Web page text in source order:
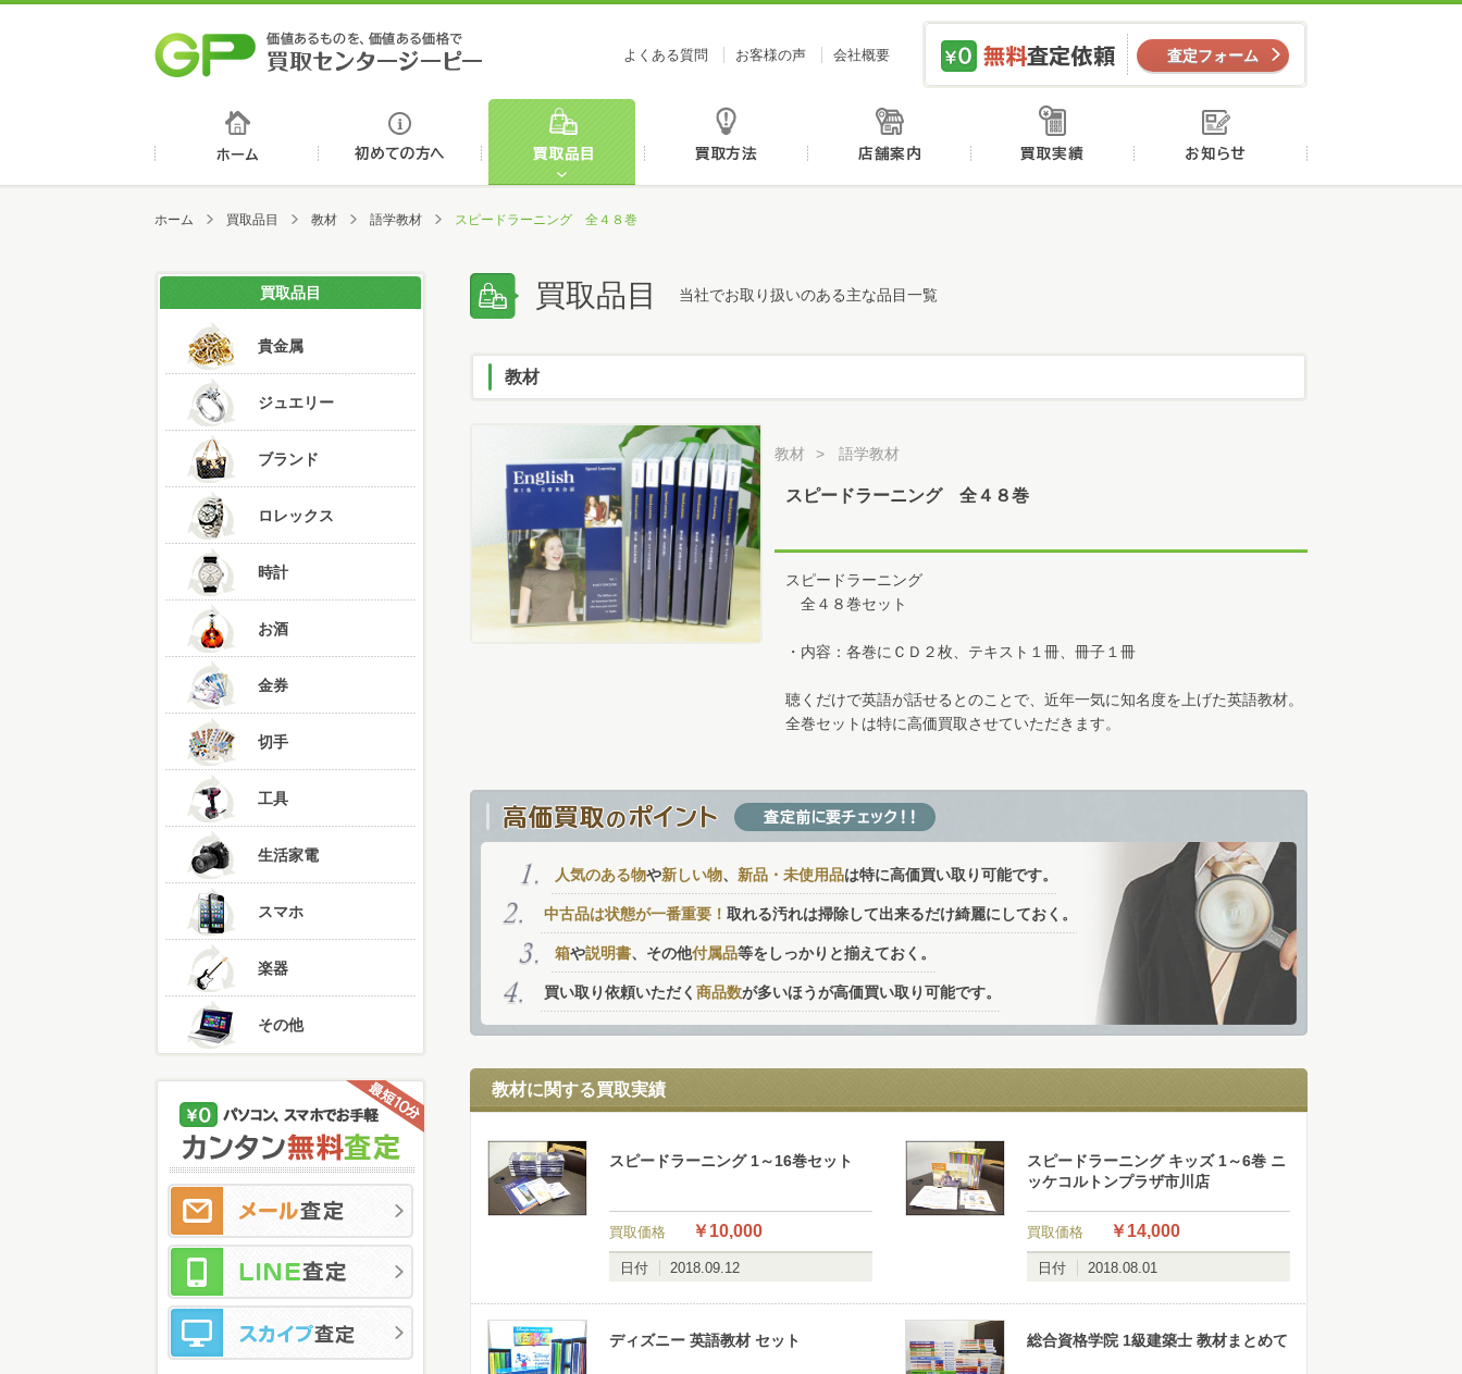
価値あるものを、価値ある価格で買取センタージーピー
よくある質問 お客様の声 会社概要
無料査定依頼
査定フォーム
初めての方へ 買取品目 買取方法 店舗案内 買取実績
ホーム 買取品目 教材 語学教材 スピードラーニング 全４８巻
買取品目 当社でお取り扱いのある主な品目一覧
教材
教材 語学教材
スピードラーニング 全４８巻
スピードラーニング
全４８巻セット
・内容：各巻にＣＤ２枚、テキスト１冊、冊子１冊
聴くだけで英語が話せるとのことで、近年一気に知名度を上げた英語教材。
全巻セットは特に高価買取させていただきます。
人気のある物や新しい物、 新品・未使用品は特に高価買い取り可能です。
中古品は状態が一番重要！ 取れる汚れは掃除して出来るだけ綺麗にしておく。
箱や説明書、その他付属品等をしっかりと揃えておく。
買い取り依頼いただく 商品数が多いほうが高価買い取り可能です。
教材に関する買取実績
スピードラーニング 1～16巻セット
買取価格 ￥10,000
日付 2018.09.12
スピードラーニング キッズ 1～6巻 ニ
ッケコルトンプラザ市川店
買取価格 ￥14,000
日付 2018.08.01
ディズニー 英語教材 セット 総合資格学院 1級建築士 教材まとめて
買取品目
貴金属
ジュエリー
ブランド
ロレックス
時計
お酒
金券
切手
工具
生活家電
スマホ
楽器
その他
パソコン、スマホでお手軽カンタン無料査定
メール査定